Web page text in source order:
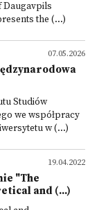
Daugavpils
the (...)
07.05.2026
Studiów
we współpracy
w (...)
19.04.2022
"The
and (...)